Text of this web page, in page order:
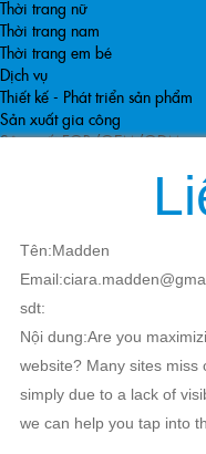
Thời trang nữ
Thời trang nam
Thời trang em bé
Dịch vụ
Thiết kế - Phát triển sản phẩm
Sản xuất gia công
Sản xuất FOB/OEM/ODM
Tên:Madden
sdt:
Nội dung:Are you
website? Many sites miss
simply due to a lack of
we can help you tap into